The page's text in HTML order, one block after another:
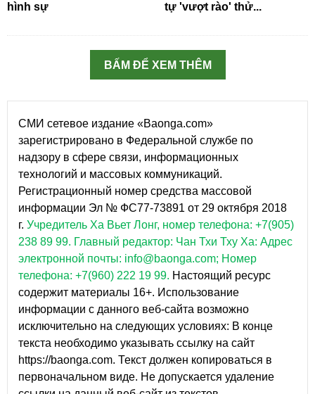
hình sự
tự 'vượt rào' thử...
BẤM ĐỂ XEM THÊM
СМИ сетевое издание «Baonga.com»
зарегистрировано в Федеральной службе по
надзору в сфере связи, информационных
технологий и массовых коммуникаций.
Регистрационный номер средства массовой
информации Эл № ФС77-73891 от 29 октября 2018
г. Учредитель Ха Вьет Лонг, номер телефона: +7(905)
238 89 99. Главный редактор: Чан Тхи Тху Ха: Адрес
электронной почты: info@baonga.com; Номер
телефона: +7(960) 222 19 99. Настоящий ресурс
содержит материалы 16+. Использование
информации с данного веб-сайта возможно
исключительно на следующих условиях: В конце
текста необходимо указывать ссылку на сайт
https://baonga.com. Текст должен копироваться в
первоначальном виде. Не допускается удаление